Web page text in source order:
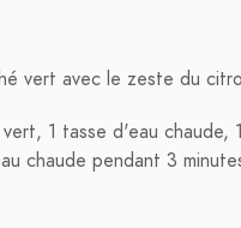
vert avec le zeste du
1 tasse d'eau chaude,
chaude pendant 3